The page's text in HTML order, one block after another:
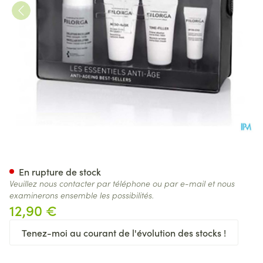
12,90 €
Tenez-moi au courant de l'évolution des stocks !
En rupture de stock
Veuillez nous contacter par téléphone ou par e-mail et nous
examinerons ensemble les possibilités.